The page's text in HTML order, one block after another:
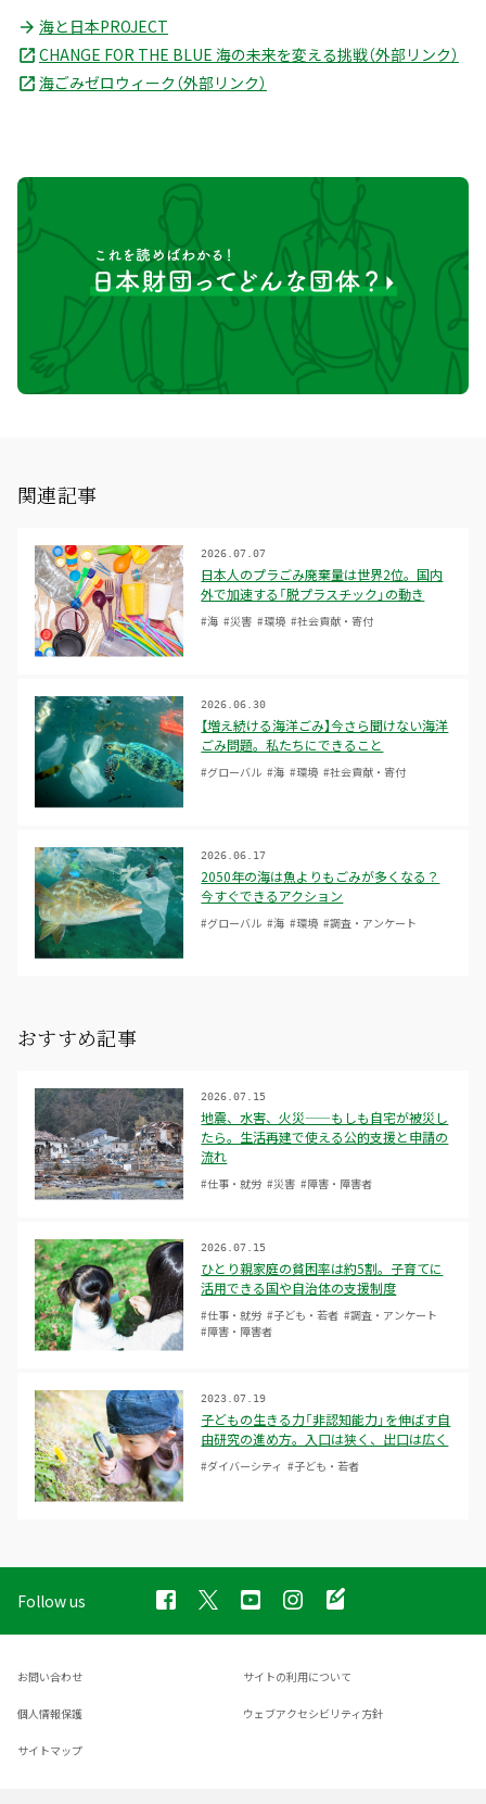
海と日本PROJECT
CHANGE FOR THE BLUE 海の未来を変える挑戦（外部リンク）
海ごみゼロウィーク（外部リンク）
関連記事
日本人のプラごみ廃棄量は世界2位。国内
外で加速する「脱プラスチック」の動き
2026.07.07
#海 #災害 #環境 #社会貢献・寄付
【増え続ける海洋ごみ】今さら聞けない海洋
ごみ問題。私たちにできること
2026.06.30
#グローバル #海 #環境 #社会貢献・寄付
2050年の海は魚よりもごみが多くなる？
今すぐできるアクション
2026.06.17
#グローバル #海 #環境 #調査・アンケート
おすすめ記事
地震、水害、火災——もしも自宅が被災し
たら。生活再建で使える公的支援と申請の
流れ
2026.07.15
#仕事・就労 #災害 #障害・障害者
ひとり親家庭の貧困率は約5割。子育てに
活用できる国や自治体の支援制度
2026.07.15
#仕事・就労 #子ども・若者 #調査・アンケート
#障害・障害者
子どもの生きる力「非認知能力」を伸ばす自
由研究の進め方。入口は狭く、出口は広く
2023.07.19
#ダイバーシティ #子ども・若者
Follow us
お問い合わせ サイトの利用について
個人情報保護 ウェブアクセシビリティ方針
サイトマップ